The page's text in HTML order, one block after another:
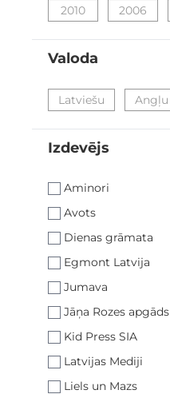
2010 2006
Valoda
Latviešu
Angļu
Izdevējs
Aminori
Avots
Dienas grāmata
Egmont Latvija
Jumava
Jāņa Rozes apgāds
Kid Press SIA
Latvijas Mediji
Liels un Mazs